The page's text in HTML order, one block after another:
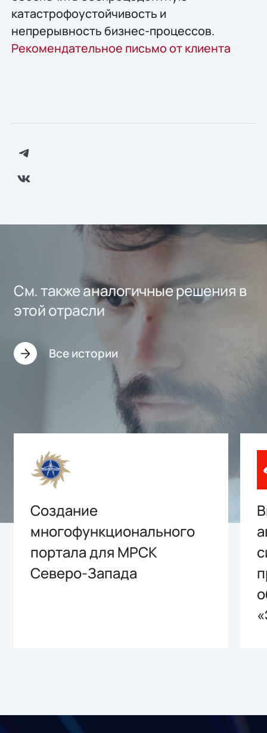
катастрофоустойчивость и
непрерывность бизнес-процессов.
Рекомендательное письмо от клиента
См. также аналогичные решения в
этой отрасли
Все истории
Создание
многофункционального
портала для МРСК
Северо-Запада